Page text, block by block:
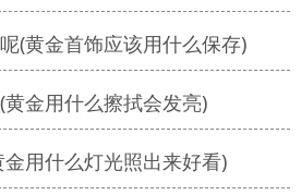
(黄金首饰应该用什么保存)
金用什么擦拭会发亮)
用什么灯光照出来好看)